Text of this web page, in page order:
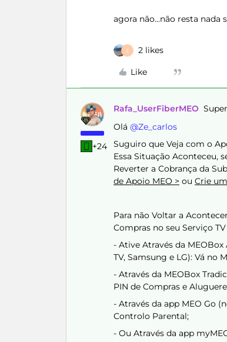
agora não...não resta
Z 2 likes
Like
+24
Rafa_UserFiberMEO
Olá ​ @Ze_carlos
Suguiro que Veja com o
Essa Situação Aconteceu,
Reverter a Cobrança da
de Apoio MEO > ou Crie
Para não Voltar a
Compras no seu Serviço
- Ative Através da
TV, Samsung e LG): Vá no
- Através da MEOBox
PIN de Compras e
- Através da app MEO Go
Controlo Parental;
- Ou Através da app